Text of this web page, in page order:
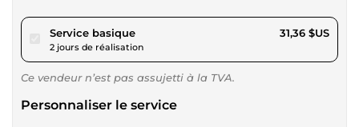
Service basiquepour 28,90 $US
2 jours de réalisation
31,36 $US
Ce vendeur n’est pas assujetti à la TVA.
Personnaliser le service